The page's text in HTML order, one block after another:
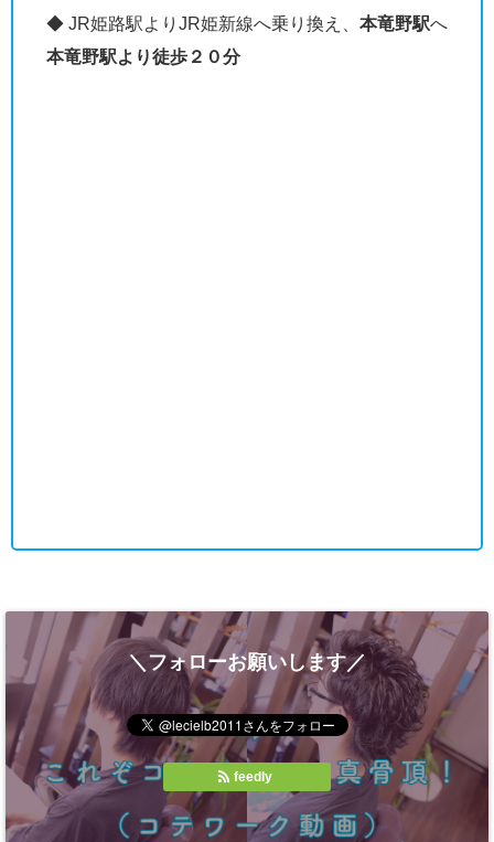
◆ JR姫路駅よりJR姫新線へ乗り換え、 本竜野駅へ
本竜野駅より徒歩２０分
＼フォローお願いします／
feedly